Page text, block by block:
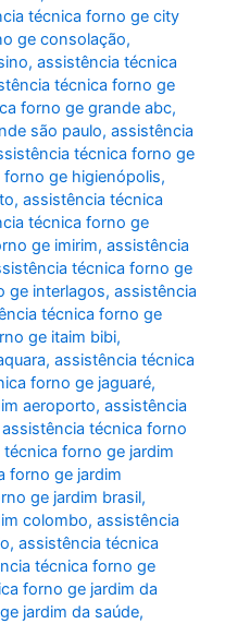
técnica forno ge city
ge consolação,
,assistência técnica
técnica forno ge
forno ge grande abc,
são paulo,assistência
técnica forno ge
ge higienópolis,
,assistência técnica
técnica forno ge
ge imirim,assistência
técnica forno ge
ge interlagos,assistência
técnica forno ge
ge itaim bibi,
,assistência técnica
forno ge jaguaré,
aeroporto,assistência
assistência técnica forno
forno ge jardim
forno ge jardim
ge jardim brasil,
colombo,assistência
,assistência técnica
técnica forno ge
forno ge jardim da
jardim da saúde,